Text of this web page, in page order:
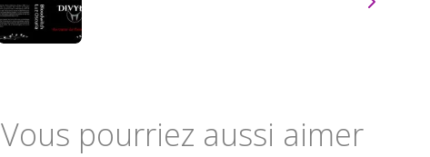
Vous pourriez aussi aimer